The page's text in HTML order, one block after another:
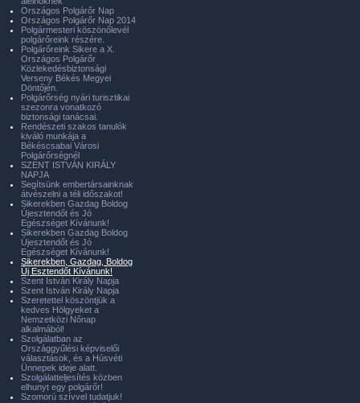
Országos Polgárőr Nap
Országos Polgárőr Nap 2014
Polgármesteri köszönőlevél
polgárőreink részére.
Polgárőreink Sikere a X.
Országos Polgárőr
Közlekedésbiztonsági
Verseny Békés Megyei
Döntőjén.
Polgárőrség nyári turisztikai
szezonra vonatkozó
biztonsági tanácsai.
Rendészeti szakos tanulók
kiváló munkája a
Békéscsabai Városi
Polgárőrségnél
SZENT ISTVÁN KIRÁLY
NAPJA
Segítsünk embertársainknak
átvészelni a téli időszakot!
Sikerekben Gazdag Boldog
Újesztendőt és Jó
Egészséget Kívánunk!
Sikerekben Gazdag Boldog
Újesztendőt és Jó
Egészséget Kívánunk!
Sikerekben, Gazdag, Boldog
Új Esztendőt Kívánunk!
Szent István Király Napja
Szent István Király Napja
Szeretettel köszöntjük a
kedves Hölgyeket a
Nemzetközi Nőnap
alkalmából!
Szolgálatban az
Országgyűlési képviselői
választások, és a Húsvéti
Ünnepek ideje alatt.
Szolgálatteljesítés közben
elhunyt egy polgárőr!
Szomorú szívvel tudatjuk!